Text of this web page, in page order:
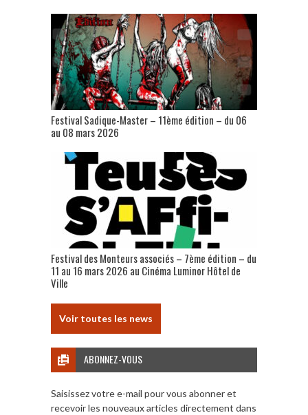
Festival Sadique-Master – 11ème édition – du 06
au 08 mars 2026
Festival des Monteurs associés – 7ème édition – du
11 au 16 mars 2026 au Cinéma Luminor Hôtel de
Ville
Voir toutes les news
ABONNEZ-VOUS
Saisissez votre e-mail pour vous abonner et
recevoir les nouveaux articles directement dans